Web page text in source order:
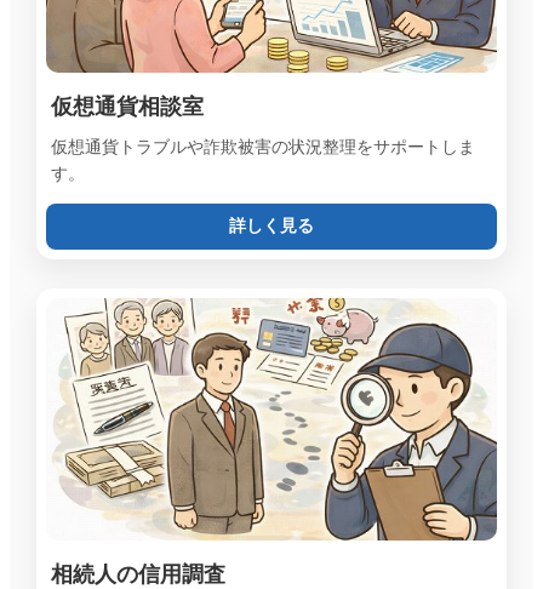
仮想通貨相談室
仮想通貨トラブルや詐欺被害の状況整理をサポートしま
す。
詳しく見る
相続人の信用調査